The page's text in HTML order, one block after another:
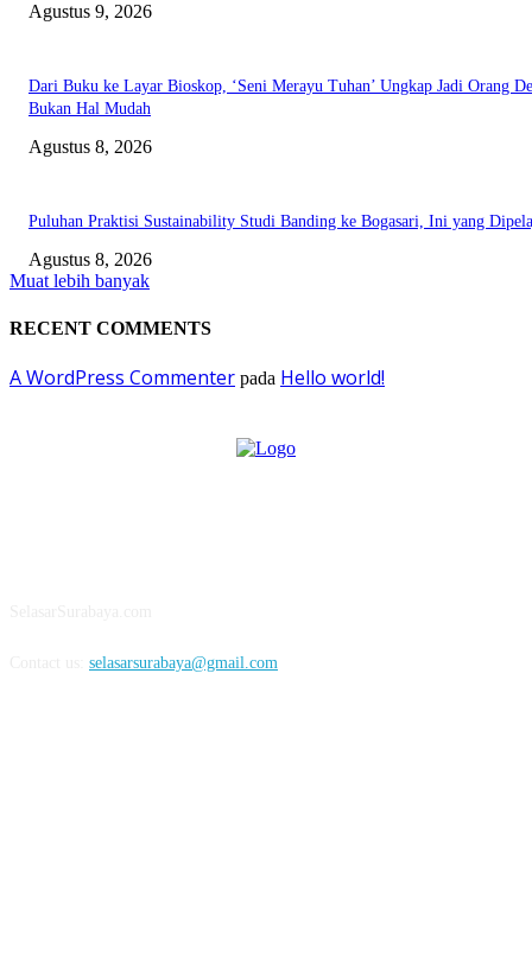
Agustus 9, 2026
Dari Buku ke Layar Bioskop, ‘Seni Merayu Tuhan’ Ungkap Jadi Orang
Bukan Hal Mudah
Agustus 8, 2026
Puluhan Praktisi Sustainability Studi Banding ke Bogasari, Ini yang
Agustus 8, 2026
Muat lebih banyak
RECENT COMMENTS
A WordPress Commenter pada Hello world!
selasarsurabaya@gmail.com